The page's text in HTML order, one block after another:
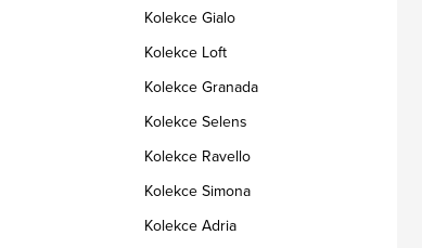
Kolekce Gialo
Kolekce Loft
Kolekce Granada
Kolekce Selens
Kolekce Ravello
Kolekce Simona
Kolekce Adria